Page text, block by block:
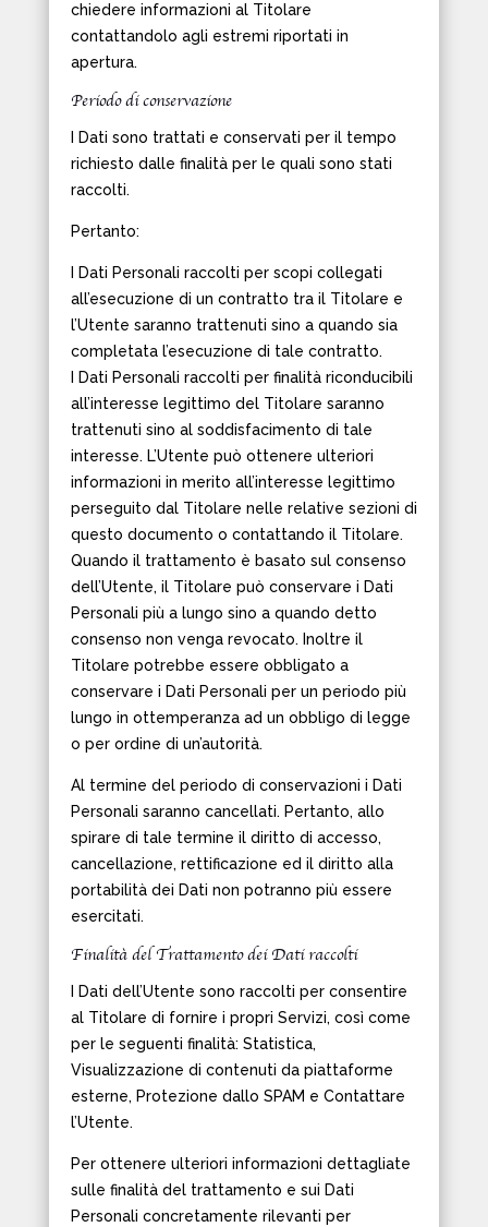
chiedere informazioni al Titolare
contattandolo agli estremi riportati in
apertura.
Periodo di conservazione
I Dati sono trattati e conservati per il tempo
richiesto dalle finalità per le quali sono stati
raccolti.
Pertanto:
I Dati Personali raccolti per scopi collegati
all’esecuzione di un contratto tra il Titolare e
l’Utente saranno trattenuti sino a quando sia
completata l’esecuzione di tale contratto.
I Dati Personali raccolti per finalità riconducibili
all’interesse legittimo del Titolare saranno
trattenuti sino al soddisfacimento di tale
interesse. L’Utente può ottenere ulteriori
informazioni in merito all’interesse legittimo
perseguito dal Titolare nelle relative sezioni di
questo documento o contattando il Titolare.
Quando il trattamento è basato sul consenso
dell’Utente, il Titolare può conservare i Dati
Personali più a lungo sino a quando detto
consenso non venga revocato. Inoltre il
Titolare potrebbe essere obbligato a
conservare i Dati Personali per un periodo più
lungo in ottemperanza ad un obbligo di legge
o per ordine di un’autorità.
Al termine del periodo di conservazioni i Dati
Personali saranno cancellati. Pertanto, allo
spirare di tale termine il diritto di accesso,
cancellazione, rettificazione ed il diritto alla
portabilità dei Dati non potranno più essere
esercitati.
Finalità del Trattamento dei Dati raccolti
I Dati dell’Utente sono raccolti per consentire
al Titolare di fornire i propri Servizi, così come
per le seguenti finalità: Statistica,
Visualizzazione di contenuti da piattaforme
esterne, Protezione dallo SPAM e Contattare
l’Utente.
Per ottenere ulteriori informazioni dettagliate
sulle finalità del trattamento e sui Dati
Personali concretamente rilevanti per